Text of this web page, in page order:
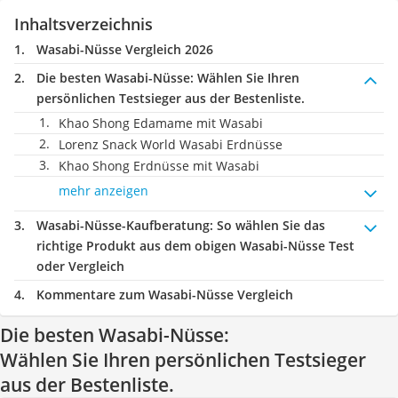
Inhaltsverzeichnis
Wasabi-Nüsse Vergleich 2026
Die besten Wasabi-Nüsse: Wählen Sie Ihren
persönlichen Testsieger aus der Bestenliste.
Khao Shong Edamame mit Wasabi
Lorenz Snack World Wasabi Erdnüsse
Khao Shong Erdnüsse mit Wasabi
mehr anzeigen
Wasabi-Nüsse-Kaufberatung: So wählen Sie das
richtige Produkt aus dem obigen Wasabi-Nüsse Test
oder Vergleich
Kommentare zum Wasabi-Nüsse Vergleich
Die besten Wasabi-Nüsse:
Wählen Sie Ihren persönlichen Testsieger
aus der Bestenliste.